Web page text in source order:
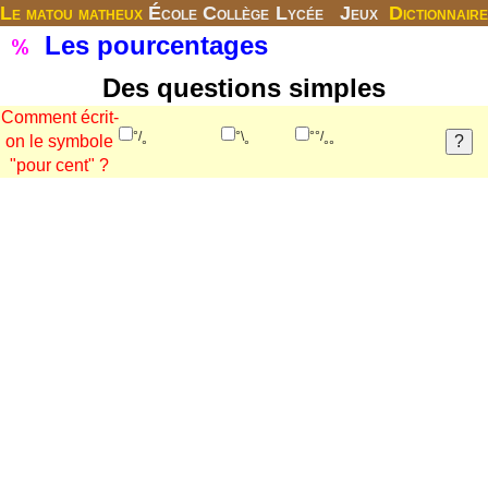
Le matou matheux École Collège Lycée Jeux Dictionnaire
Les pourcentages
Des questions simples
Comment écrit-
on le symbole
"pour cent" ?
°/
°
°\
°
°°/
°°